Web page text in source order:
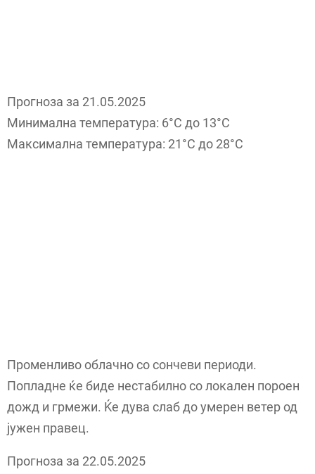
Прогноза за 21.05.2025
Минимална температура: 6°C до 13°C
Максимална температура: 21°C до 28°C
Променливо облачно со сончеви периоди.
Попладне ќе биде нестабилно со локален пороен
дожд и грмежи. Ќе дува слаб до умерен ветер од
јужен правец.
Прогноза за 22.05.2025